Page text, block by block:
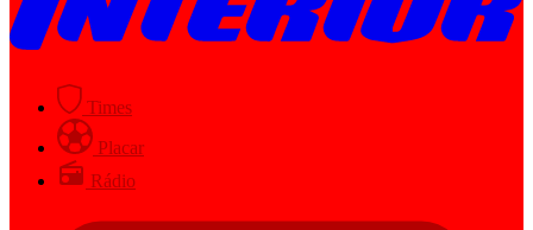
Times
Placar
Rádio